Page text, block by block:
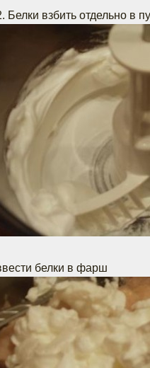
Белки взбить отдельно в
белки в фарш